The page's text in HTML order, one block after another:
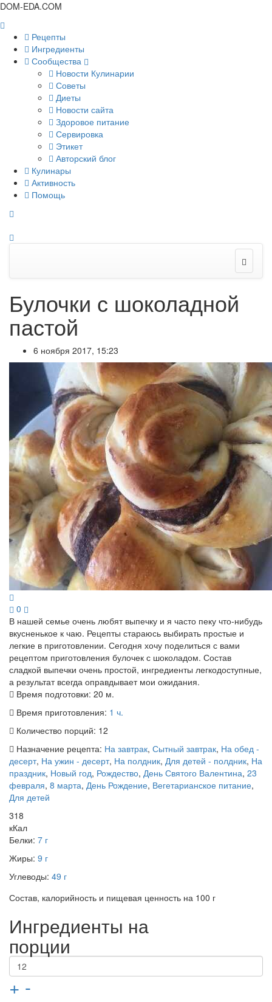
DOM-EDA.COM
Рецепты
Ингредиенты
Сообщества
Новости Кулинарии
Советы
Диеты
Новости сайта
Здоровое питание
Сервировка
Этикет
Авторский блог
Кулинары
Активность
Помощь
Булочки с шоколадной
пастой
6 ноября 2017, 15:23
0
В нашей семье очень любят выпечку и я часто пеку что-нибудь
вкусненькое к чаю. Рецепты стараюсь выбирать простые и
легкие в приготовлении. Сегодня хочу поделиться с вами
рецептом приготовления булочек с шоколадом. Состав
сладкой выпечки очень простой, ингредиенты легкодоступные,
а результат всегда оправдывает мои ожидания.
Время подготовки: 20 м.
Время приготовления: 1 ч.
Количество порций: 12
Назначение рецепта: На завтрак, Сытный завтрак, На обед -
десерт, На ужин - десерт, На полдник, Для детей - полдник, На
праздник, Новый год, Рождество, День Святого Валентина, 23
февраля, 8 марта, День Рождение, Вегетарианское питание,
Для детей
318
кКал
Белки: 7 г
Жиры: 9 г
Углеводы: 49 г
Состав, калорийность и пищевая ценность на 100 г
Ингредиенты на
порции
+ -